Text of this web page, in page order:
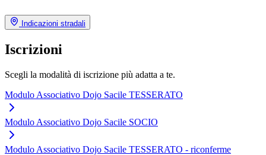
Indicazioni stradali
Iscrizioni
Scegli la modalità di iscrizione più adatta a te.
Modulo Associativo Dojo Sacile TESSERATO
Modulo Associativo Dojo Sacile SOCIO
Modulo Associativo Dojo Sacile TESSERATO - riconferme